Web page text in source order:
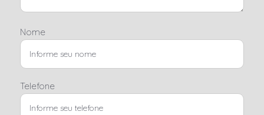
Nome
Telefone